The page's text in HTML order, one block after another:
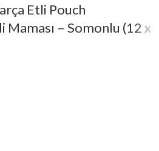
Etli Pouch
Maması – Somonlu (12 x